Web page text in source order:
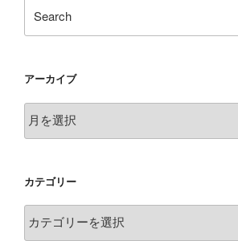
アーカイブ
ー
ブ
カテゴリー
テ